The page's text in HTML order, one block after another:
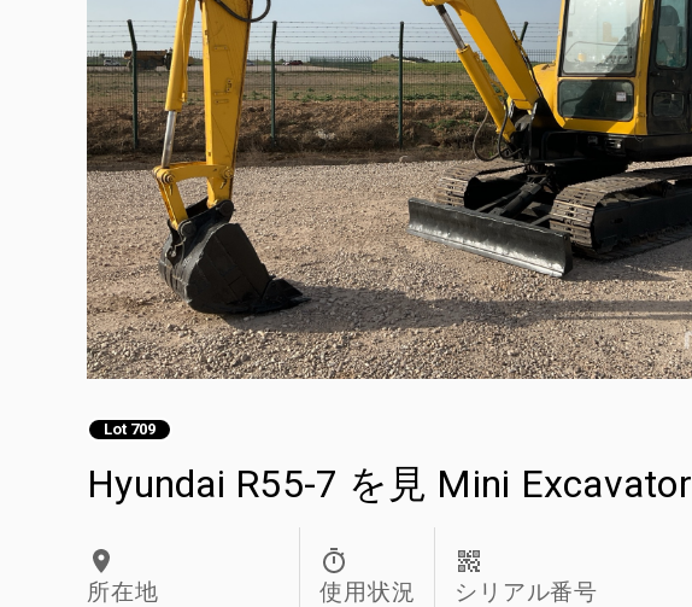
Lot 709
Hyundai R55-7 を見 Mini Excavator
所在地 使用状況 シリアル番号